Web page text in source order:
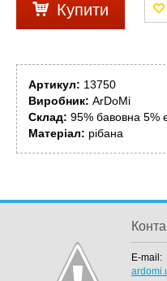
Купити
Артикул: 13750
Виробник: ArDoMi
Склад: 95% бавовна 5%
Матеріал: рібана
E-mail: